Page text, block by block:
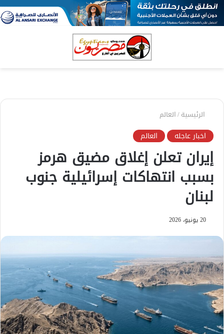
الرئيسية/العالم
اخبار عاجله العالم
إيران تعلن إغلاق مضيق هرمز
بسبب انتهاكات إسرائيلية جنوب
لبنان
20 يونيو، 2026